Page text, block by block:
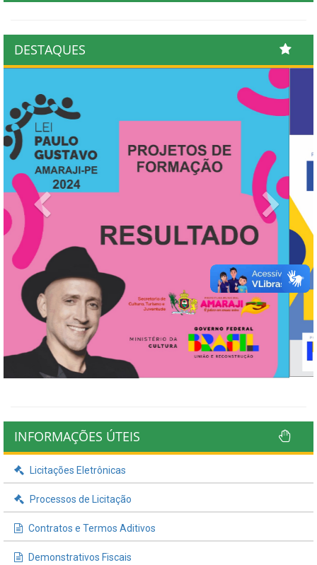
DESTAQUES
Next
INFORMAÇÕES ÚTEIS
Licitações Eletrônicas
Processos de Licitação
Contratos e Termos Aditivos
Demonstrativos Fiscais